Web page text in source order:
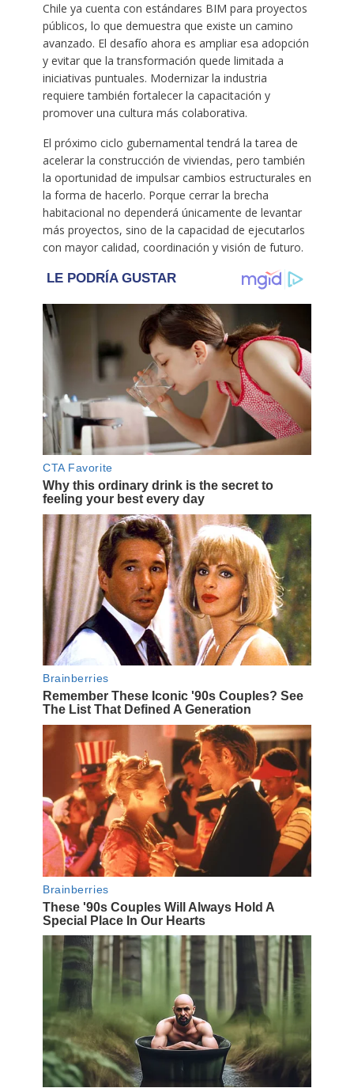
Chile ya cuenta con estándares BIM para proyectos
públicos, lo que demuestra que existe un camino
avanzado. El desafío ahora es ampliar esa adopción
y evitar que la transformación quede limitada a
iniciativas puntuales. Modernizar la industria
requiere también fortalecer la capacitación y
promover una cultura más colaborativa.
El próximo ciclo gubernamental tendrá la tarea de
acelerar la construcción de viviendas, pero también
la oportunidad de impulsar cambios estructurales en
la forma de hacerlo. Porque cerrar la brecha
habitacional no dependerá únicamente de levantar
más proyectos, sino de la capacidad de ejecutarlos
con mayor calidad, coordinación y visión de futuro.